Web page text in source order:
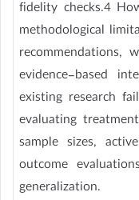
fidelity checks.4
methodological
recommendations,
evidence-based
existing research
evaluating
sample sizes,
outcome
generalization.